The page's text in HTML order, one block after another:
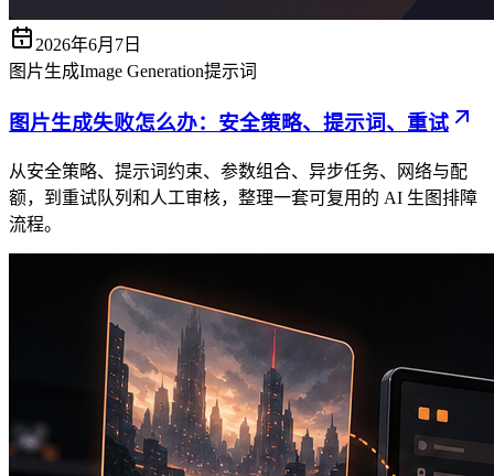
2026年6月7日
图片生成Image Generation提示词
图片生成失败怎么办：安全策略、提示词、重试
从安全策略、提示词约束、参数组合、异步任务、网络与配
额，到重试队列和人工审核，整理一套可复用的 AI 生图排障
流程。